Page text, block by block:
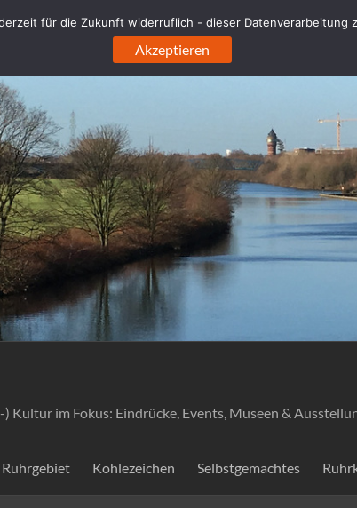
Kultur im Fokus: Eindrücke, Events, Museen &
Ruhrgebiet Kohlezeichen Selbstgemachtes
für die Zukunft widerruflich - dieser Datenverarbeitung
Akzeptieren